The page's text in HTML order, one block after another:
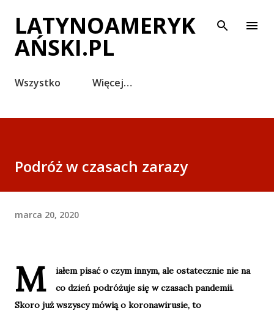
Przejdź do głównej zawartości
LATYNOAMERYK
AŃSKI.PL
Wszystko Więcej…
Podróż w czasach zarazy
marca 20, 2020
M
iałem pisać o czym innym, ale ostatecznie nie na
co dzień podróżuje się w czasach pandemii.
Skoro już wszyscy mówią o koronawirusie, to